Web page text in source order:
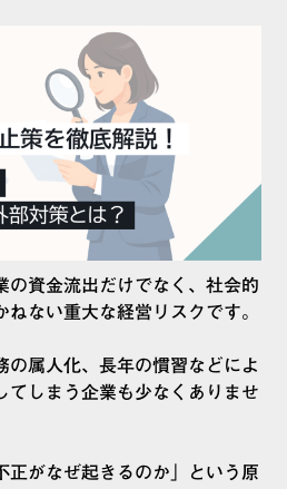
の資金流出だけでなく、社会的
ない重大な経営リスクです。
の属人化、長年の慣習などによ
てしまう企業も少なくありませ
正がなぜ起きるのか」という原